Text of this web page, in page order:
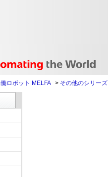
ロボット MELFA > その他のシリーズ